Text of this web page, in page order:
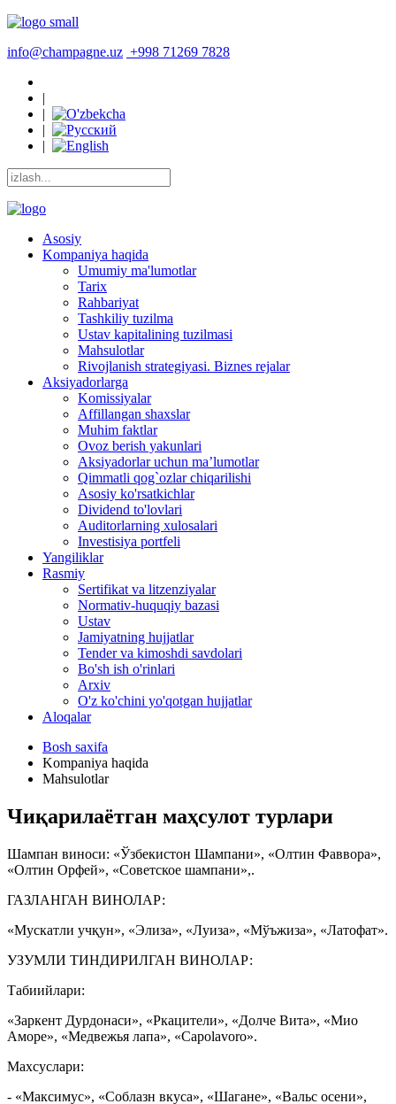
info@champagne.uz +998 71269 7828
|
|
|
|
Asosiy
Kompaniya haqida
Umumiy ma'lumotlar
Tarix
Rahbariyat
Tashkiliy tuzilma
Ustav kapitalining tuzilmasi
Mahsulotlar
Rivojlanish strategiyasi. Biznes rejalar
Aksiyadorlarga
Komissiyalar
Affillangan shaxslar
Muhim faktlar
Ovoz berish yakunlari
Aksiyadorlar uchun ma’lumotlar
Qimmatli qog`ozlar chiqarilishi
Asosiy ko'rsatkichlar
Dividend to'lovlari
Auditorlarning xulosalari
Investisiya portfeli
Yangiliklar
Rasmiy
Sertifikat va litzenziyalar
Normativ-huquqiy bazasi
Ustav
Jamiyatning hujjatlar
Tender va kimoshdi savdolari
Bo'sh ish o'rinlari
Arxiv
O'z ko'chini yo'qotgan hujjatlar
Aloqalar
Bosh saxifa
Kompaniya haqida
Mahsulotlar
Чиқарилаётган маҳсулот турлари
Шампан виноси: «Ўзбекистон Шампани», «Олтин Фаввора»,
«Олтин Орфей», «Советское шампани»,.
ГАЗЛАНГАН ВИНОЛАР:
«Мускатли учқун», «Элиза», «Луиза», «Мўъжиза», «Латофат».
УЗУМЛИ ТИНДИРИЛГАН ВИНОЛАР:
Табиийлари:
«Заркент Дурдонаси», «Ркацители», «Долче Вита», «Мио
Аморе», «Медвежья лапа», «Capolavoro».
Махсуслари:
- «Максимус», «Соблазн вкуса», «Шагане», «Вальс осени»,